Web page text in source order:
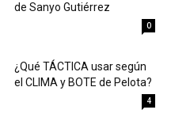
de Sanyo Gutiérrez
0
¿Qué TÁCTICA usar según
el CLIMA y BOTE de Pelota?
4